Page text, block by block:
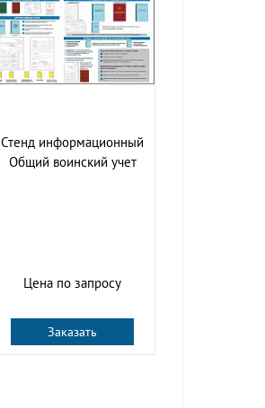
Стенд информационный
Общий воинский учет
Цена по запросу
Заказать